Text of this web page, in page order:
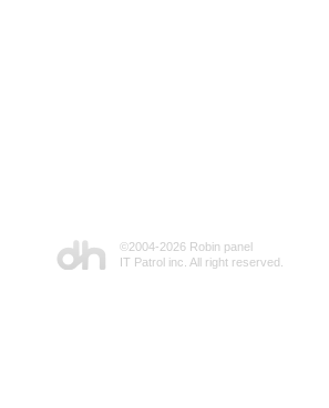
©2004-2026 Robin panel
IT Patrol inc. All right reserved.